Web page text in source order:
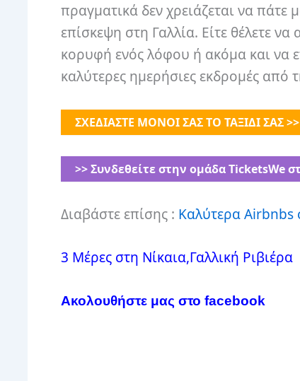
πραγματικά δεν χρειάζεται να πάτε
επίσκεψη στη Γαλλία. Είτε θέλετε
κορυφή ενός λόφου ή ακόμα και να
καλύτερες ημερήσιες εκδρομές από
ΣΧΕΔΙΑΣΤΕ ΜΟΝΟΙΣΑΣ ΤΟ ΤΑΞΙΔΙ ΣΑΣ >>
>> Συνδεθείτε στην ομάδα ⁨TicketsWe
Διαβάστε επίσης : Καλύτερα Airbnbs
3 Μέρες στη Νίκαια,Γαλλική Ριβιέρα
Aκολουθήστε μας στο facebook